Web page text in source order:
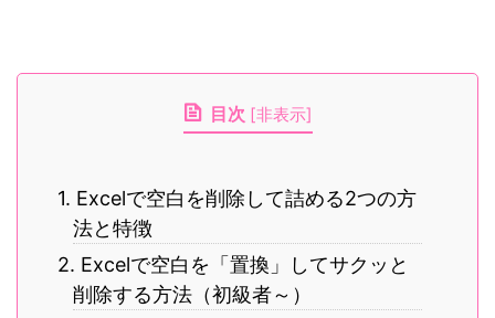
目次 [非表示]
1. Excelで空白を削除して詰める2つの方
法と特徴
2. Excelで空白を「置換」してサクッと
削除する方法（初級者～）